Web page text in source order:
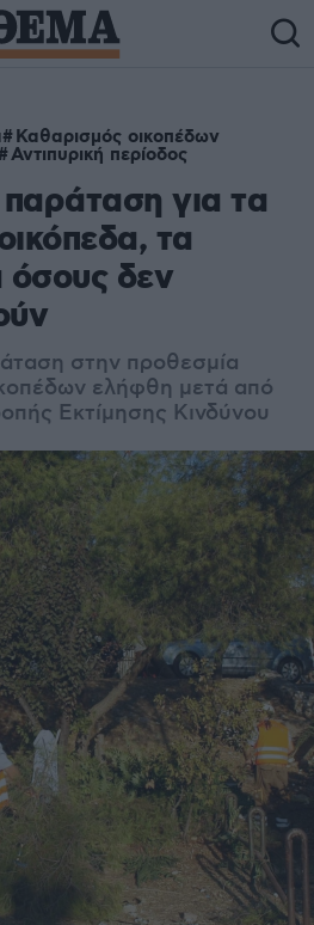
Καθαρισμός οικοπέδων
Αντιπυρική περίοδος
για τα
τα
όσους δεν
στην προθεσμία
ελήφθη μετά από
Εκτίμησης Κινδύνου